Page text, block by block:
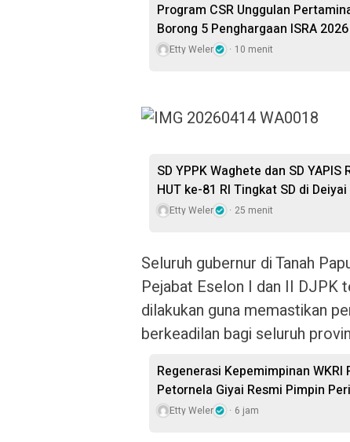
Program CSR Unggulan
Borong 5 Penghargaan ISRA 2026
Etty Weler 10 menit
SD YPPK Waghete dan SD
HUT ke-81 RI Tingkat SD di Deiyai
Etty Weler 25 menit
Seluruh gubernur di Tanah
Pejabat Eselon I dan II DJPK
dilakukan guna memastikan
berkeadilan bagi seluruh
Regenerasi Kepemimpinan
Petornela Giyai Resmi Pimpin
Etty Weler 6 jam